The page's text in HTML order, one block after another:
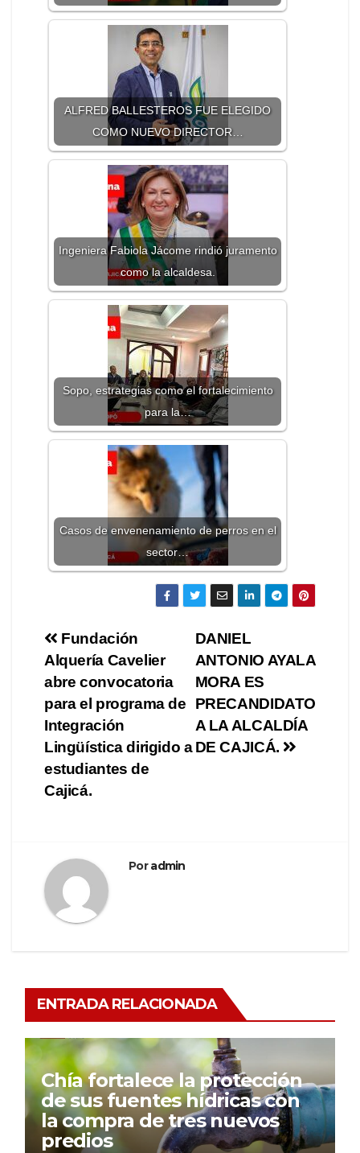
ALFRED BALLESTEROS FUE ELEGIDO
COMO NUEVO DIRECTOR…
Ingeniera Fabiola Jácome rindió juramento
como la alcaldesa.
Sopo, estrategias como el fortalecimiento
para la…
Casos de envenenamiento de perros en el
sector…
DANIEL
ANTONIO AYALA
MORA ES
PRECANDIDATO
A LA ALCALDÍA
DE CAJICÁ.
Fundación
Alquería Cavelier
abre convocatoria
para el programa de
Integración
Lingüística dirigido a
estudiantes de
Cajicá.
Poradmin
ENTRADA RELACIONADA
Chía fortalece la protección
de sus fuentes hídricas con
la compra de tres nuevos
predios